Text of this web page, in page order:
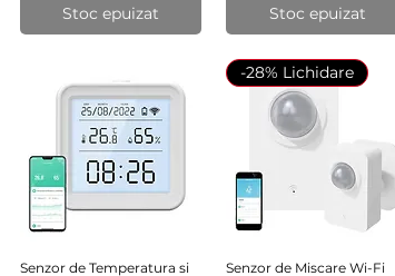
Stoc epuizat Stoc epuizat
Afișare rapidă
Senzor de Temperatura si
Afișare rapidă
-28% Lichidare
Senzor de Miscare Wi-Fi